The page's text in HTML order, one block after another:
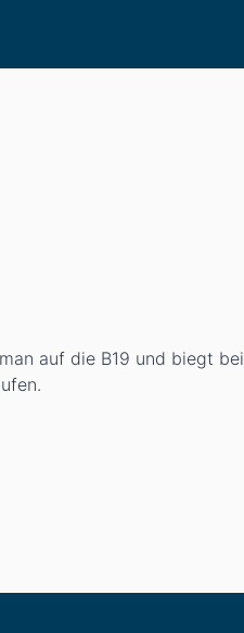
auf die B19 und biegt bei